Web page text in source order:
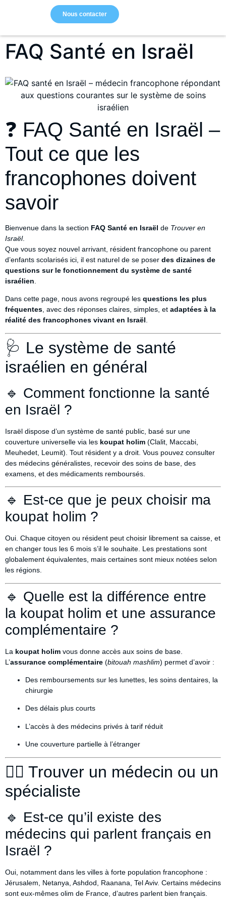
Nous contacter
FAQ Santé en Israël
❓ FAQ Santé en Israël –
Tout ce que les
francophones doivent
savoir
Bienvenue dans la section FAQ Santé en Israël de Trouver en
Israël.
Que vous soyez nouvel arrivant, résident francophone ou parent
d’enfants scolarisés ici, il est naturel de se poser des dizaines de
questions sur le fonctionnement du système de santé
israélien
Dans cette page, nous avons regroupé les questions les plus
fréquentes, avec des réponses claires, simples, et adaptées à la
réalité des francophones vivant en Israël.
🩺 Le système de santé
israélien en général
🔹 Comment fonctionne la santé
en Israël ?
Israël dispose d’un système de santé public, basé sur une
couverture universelle via les koupat holim (Clalit, Maccabi,
Meuhedet, Leumit). Tout résident y a droit. Vous pouvez consulter
des médecins généralistes, recevoir des soins de base, des
examens, et des médicaments remboursés.
🔹 Est-ce que je peux choisir ma
koupat holim ?
Oui. Chaque citoyen ou résident peut choisir librement sa caisse, et
en changer tous les 6 mois s’il le souhaite. Les prestations sont
globalement équivalentes, mais certaines sont mieux notées selon
les régions.
🔹 Quelle est la différence entre
la koupat holim et une assurance
complémentaire ?
La koupat holim vous donne accès aux soins de base.
L’assurance complémentaire (bitouah mashlim) permet d’avoir :
Des remboursements sur les lunettes, les soins dentaires, la
chirurgie
Des délais plus courts
L’accès à des médecins privés à tarif réduit
Une couverture partielle à l’étranger
👨‍⚕️ Trouver un médecin ou un
spécialiste
🔹 Est-ce qu’il existe des
médecins qui parlent français en
Israël ?
Oui, notamment dans les villes à forte population francophone :
Jérusalem, Netanya, Ashdod, Raanana, Tel Aviv. Certains médecins
sont eux-mêmes olim de France, d’autres parlent bien français.